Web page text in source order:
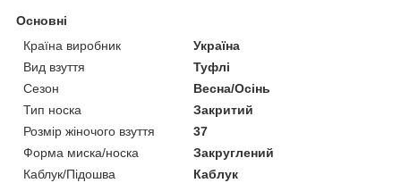
Основні
Країна виробник
Україна
Вид взуття
Туфлі
Сезон
Весна/Осінь
Тип носка
Закритий
Розмір жіночого взуття
37
Форма миска/носка
Закруглений
Каблук/Підошва
Каблук